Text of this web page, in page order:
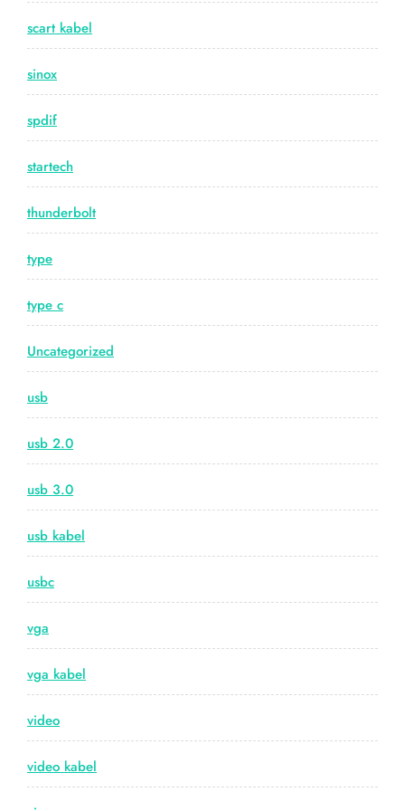
scart kabel
sinox
spdif
startech
thunderbolt
type
type c
Uncategorized
usb
usb 2.0
usb 3.0
usb kabel
usbc
vga
vga kabel
video
video kabel